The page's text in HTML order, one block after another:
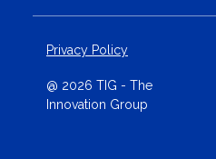
Privacy Policy
@ 2026 TIG - The
Innovation Group